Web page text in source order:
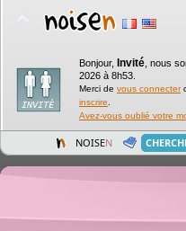
Bonjour, Invité nous
2026 à 8h53.
Merci de vous connecter
inscrire
Avez-vous oublié votre
NOISEN